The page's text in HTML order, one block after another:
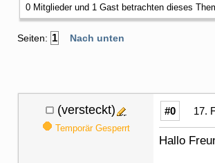
0 Mitglieder und 1 Gast betrachten dieses
Seiten: 1 Nach unten
(versteckt)
Temporär Gesperrt
#0 17.
Hallo